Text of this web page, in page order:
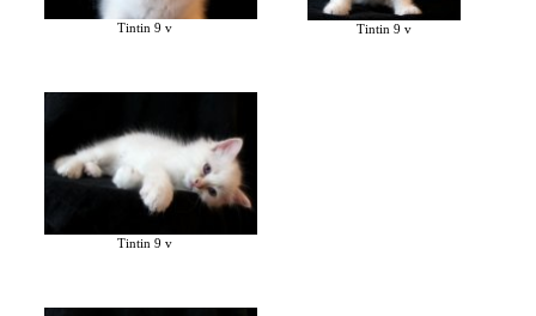
Tintin 9 v Tintin 9 v
Tintin 9 v